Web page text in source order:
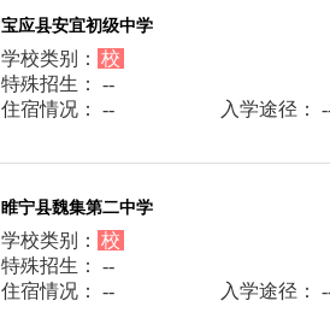
宝应县安宜初级中学
学校类别： 校
特殊招生： --
住宿情况： --
入学途径：
睢宁县魏集第二中学
学校类别： 校
特殊招生： --
住宿情况： --
入学途径：